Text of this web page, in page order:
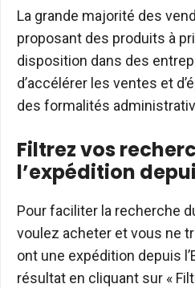
La grande majorité des
proposant des produits à
disposition dans des
d’accélérer les ventes et
des formalités
Filtrez vos
l’expédition
Pour faciliter la recherche
voulez acheter et vous ne
ont une expédition depuis
résultat en cliquant sur «